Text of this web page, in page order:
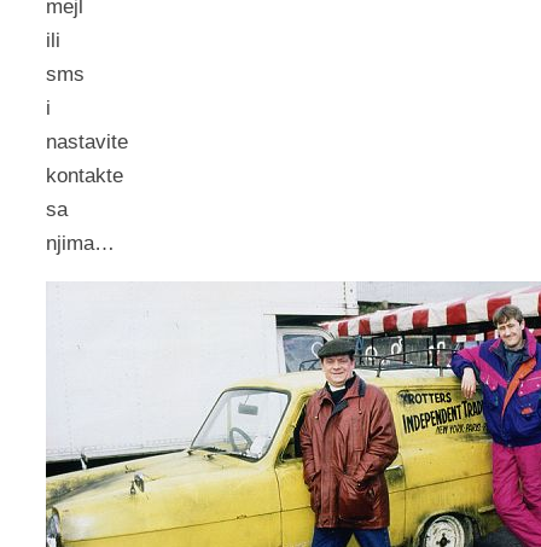
mejl
ili
sms
i
nastavite
kontakte
sa
njima…